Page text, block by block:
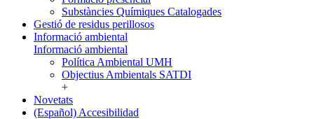
Substàncies Químiques Catalogades
Gestió de residus perillosos
Informació ambiental
Informació ambiental
Política Ambiental UMH
Objectius Ambientals SATDI
+
Novetats
(Español) Accesibilidad